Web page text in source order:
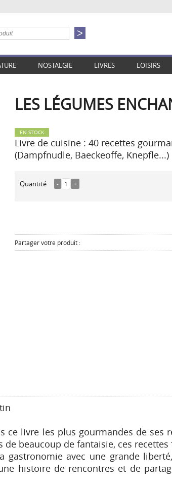
NOSTALGIE LIVRES LOISIRS
LES LÉGUMES
EN STOCK
Livre de cuisine : 40 recettes
(Dampfnudle, Baeckeoffe, Knepfle...)
Quantité - 1 +
Partager votre produit :
ce livre les plus gourmandes de ses
beaucoup de fantaisie, ces
avec une grande
histoire de rencontres et de